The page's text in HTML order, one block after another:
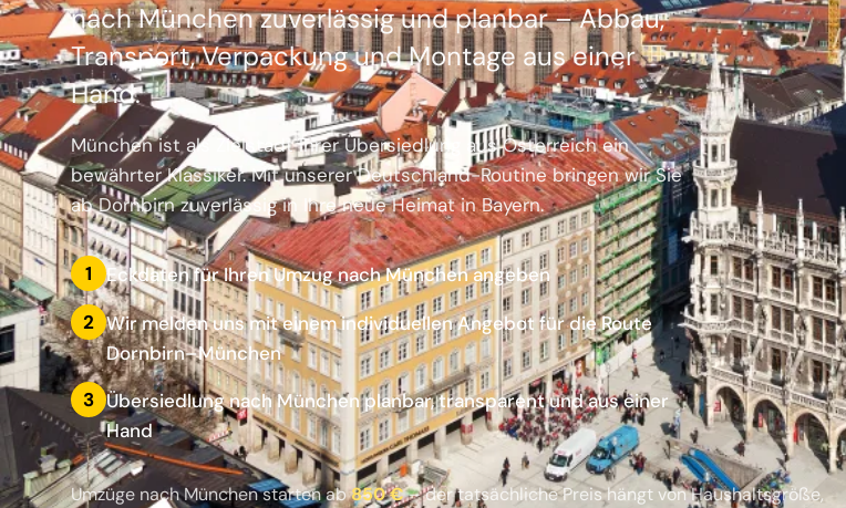
nach München zuverlässig und planbar – Abbau,
Transport, Verpackung und Montage aus einer
Hand.
München ist als Zielstadt Ihrer Übersiedlung aus Österreich ein
bewährter Klassiker. Mit unserer Deutschland-Routine bringen wir Sie
ab Dornbirn zuverlässig in Ihre neue Heimat in Bayern.
1
Eckdaten für Ihren Umzug nach München angeben
2 Wir melden uns mit einem individuellen Angebot für die Route
Dornbirn–München
3 Übersiedlung nach München planbar, transparent und aus einer
Hand
Umzüge nach München starten ab850 €– der tatsächliche Preis hängt von Haushaltsgröße,